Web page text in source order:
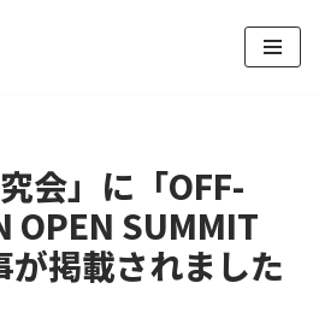
会」に「OFF-
OPEN SUMMIT
掲載されました